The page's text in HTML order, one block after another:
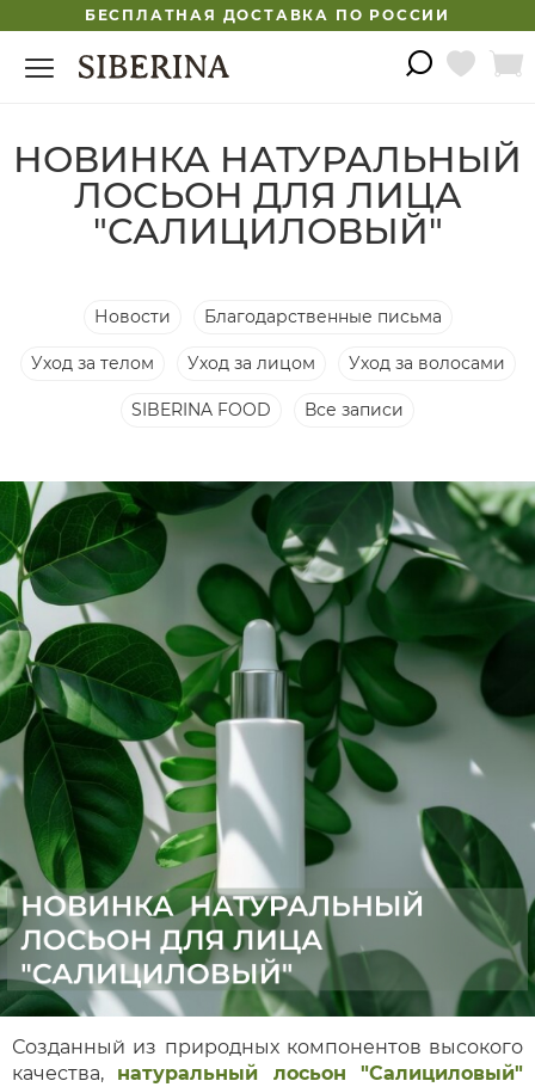
БЕСПЛАТНАЯ ДОСТАВКА ПО РОССИИ
НОВИНКА НАТУРАЛЬНЫЙ
ЛОСЬОН ДЛЯ ЛИЦА
"САЛИЦИЛОВЫЙ"
Новости Благодарственные письма
Уход за телом Уход за лицом Уход за волосами
SIBERINA FOOD Все записи
Созданный из природных компонентов высокого
качества, натуральный лосьон "Салициловый"